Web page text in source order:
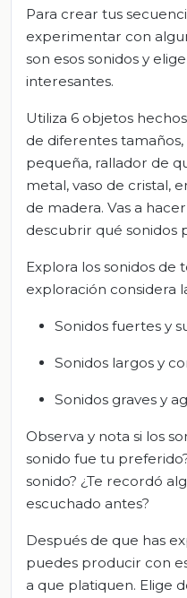
Para crear tus
experimentar con
son esos sonidos y
interesantes.
Utiliza 6 objetos
de diferentes
pequeña, rallador de
metal, vaso de cristal,
de madera. Vas a
descubrir qué sonidos
Explora los sonidos de
exploración considera
Sonidos fuertes y
Sonidos largos y
Sonidos graves y
Observa y nota si los
sonido fue tu
sonido? ¿Te recordó
escuchado antes?
Después de que has
puedes producir con
a que platiquen. Elige